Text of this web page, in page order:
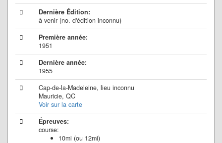
Dernière Édition:
à venir (no. d'édition inconnu)
Première année:
1951
Dernière année:
1955
Cap-de-la-Madeleine, lieu inconnu
Mauricie, QC
Voir sur la carte
Épreuves:
course:
10mi (ou 12mi)